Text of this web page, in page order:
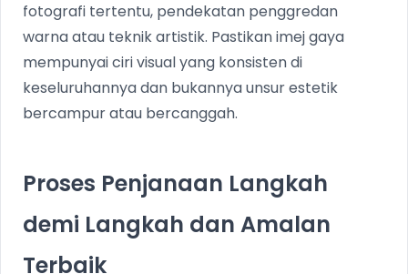
fotografi tertentu, pendekatan penggredan
warna atau teknik artistik. Pastikan imej gaya
mempunyai ciri visual yang konsisten di
keseluruhannya dan bukannya unsur estetik
bercampur atau bercanggah.
Proses Penjanaan Langkah
demi Langkah dan Amalan
Terbaik